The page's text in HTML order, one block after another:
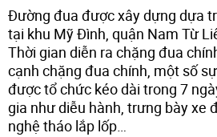
Đường đua được xây dựng dựa
tại khu Mỹ Đình, quận Nam Từ
Thời gian diễn ra chặng đua
cạnh chặng đua chính, một số
được tổ chức kéo dài trong 7
gia như diễu hành, trưng bày xe
nghệ tháo lắp lốp…